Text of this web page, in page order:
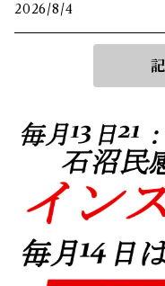
2026/8/4